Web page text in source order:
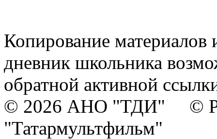
Копирование материалов
дневник школьника
обратной активной
© 2026 АНО "ТДИ" ©
"Татармультфильм"